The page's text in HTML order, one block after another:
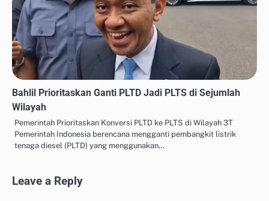
Bahlil Prioritaskan Ganti PLTD Jadi PLTS di Sejumlah
Wilayah
Pemerintah Prioritaskan Konversi PLTD ke PLTS di Wilayah 3T
Pemerintah Indonesia berencana mengganti pembangkit listrik
tenaga diesel (PLTD) yang menggunakan…
Leave a Reply